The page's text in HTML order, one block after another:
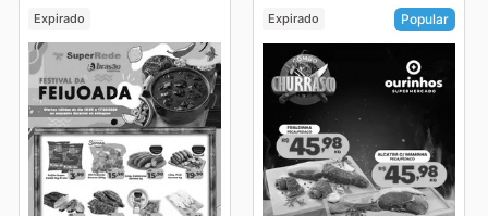
Expirado Expirado Popular